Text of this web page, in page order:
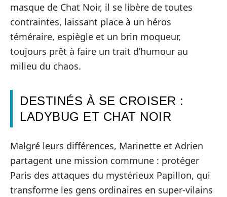
masque de Chat Noir, il se libère de toutes
contraintes, laissant place à un héros
téméraire, espiègle et un brin moqueur,
toujours prêt à faire un trait d’humour au
milieu du chaos.
DESTINÉS À SE CROISER :
LADYBUG ET CHAT NOIR
Malgré leurs différences, Marinette et Adrien
partagent une mission commune : protéger
Paris des attaques du mystérieux Papillon, qui
transforme les gens ordinaires en super-vilains